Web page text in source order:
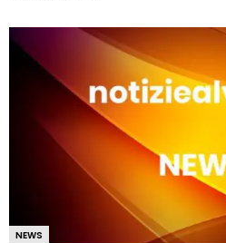
NEWS